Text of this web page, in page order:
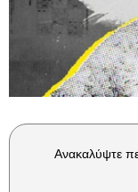
Ανακαλύψτε